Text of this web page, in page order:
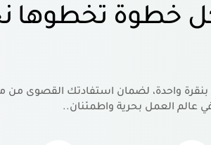
خطوة تخطوها
واحدة، لضمان استفادتك القصوى من
عالم العمل بحرية واطمئنان..